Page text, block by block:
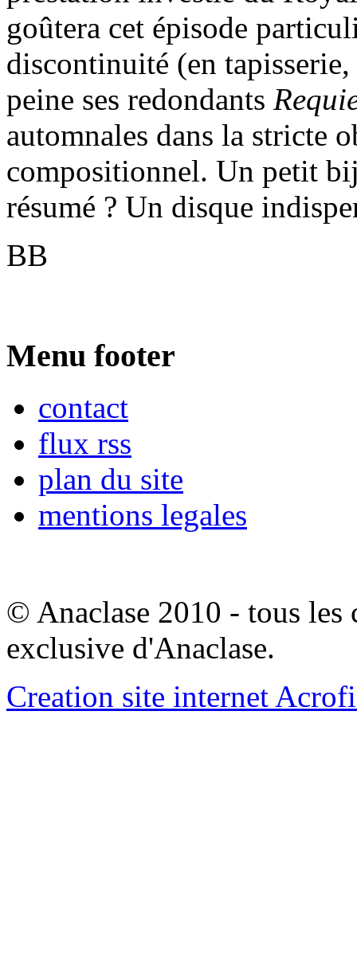
goûtera cet épisode
discontinuité (en
peine ses redondants
automnales dans la stricte
compositionnel. Un petit
résumé ? Un disque
BB
Menu footer
contact
flux rss
plan du site
mentions legales
© Anaclase 2010 - tous les
exclusive d'Anaclase.
Creation site internet